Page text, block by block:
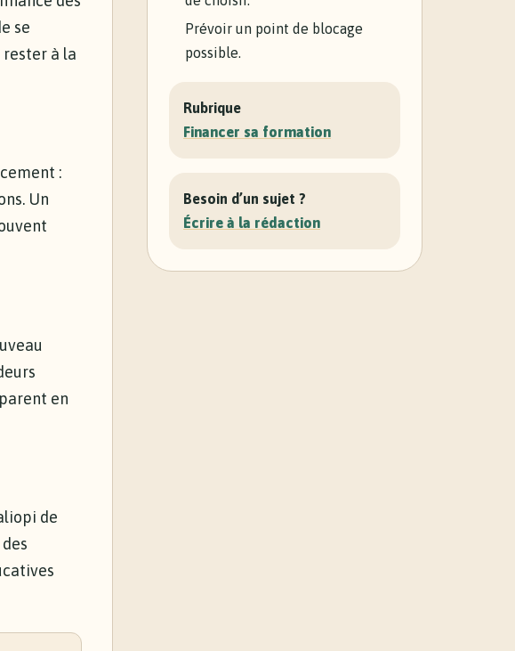
se
à la
:
Un
en
de
Prévoir un point de blocage
possible.
Rubrique
Financer sa formation
Besoin d’un sujet ?
Écrire à la rédaction